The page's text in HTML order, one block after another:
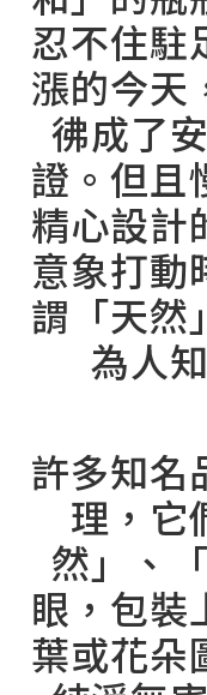
忍不住駐
漲的今天
彿成了
證。但且
精心設計
意象打動
謂「天然
為人
許多知名
理，它
然」、
眼，包裝
葉或花朵